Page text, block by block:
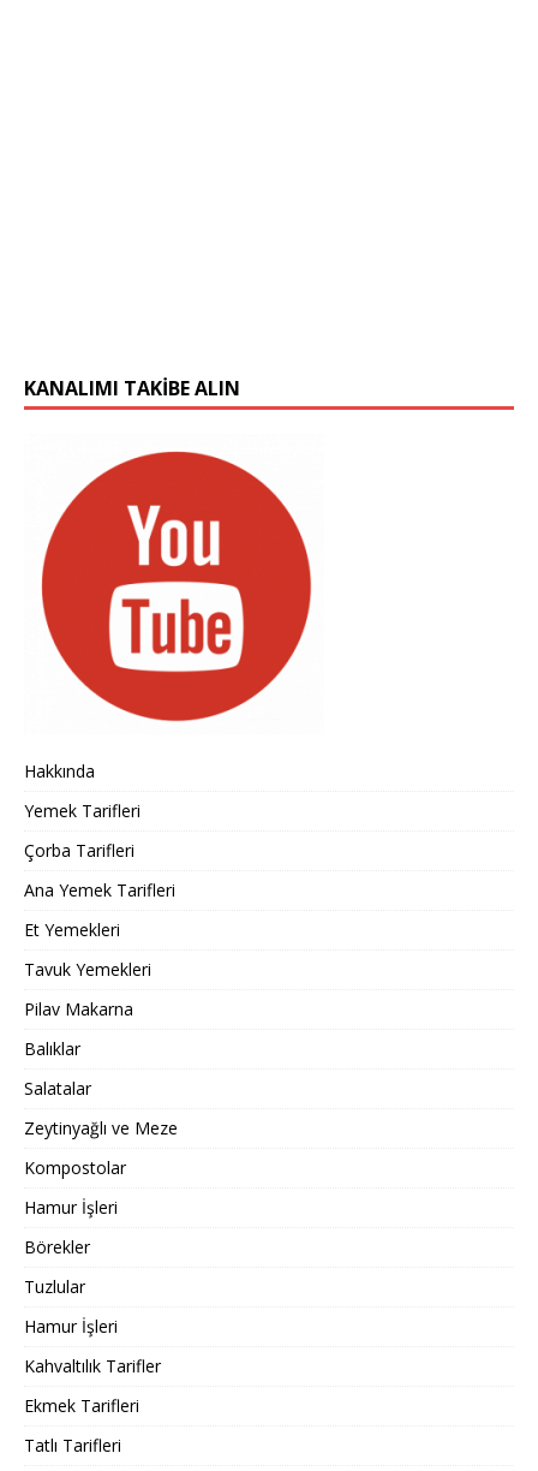
KANALIMI TAKIBE ALIN
Hakkında
Yemek Tarifleri
Çorba Tarifleri
Ana Yemek Tarifleri
Et Yemekleri
Tavuk Yemekleri
Pilav Makarna
Balıklar
Salatalar
Zeytinyağlı ve Meze
Kompostolar
Hamur İşleri
Börekler
Tuzlular
Hamur İşleri
Kahvaltılık Tarifler
Ekmek Tarifleri
Tatlı Tarifleri